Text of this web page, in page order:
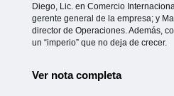
Diego, Lic. en Comercio
gerente general de la empresa; y
director de Operaciones. Además,
un “imperio” que no deja de crecer.
Ver nota completa